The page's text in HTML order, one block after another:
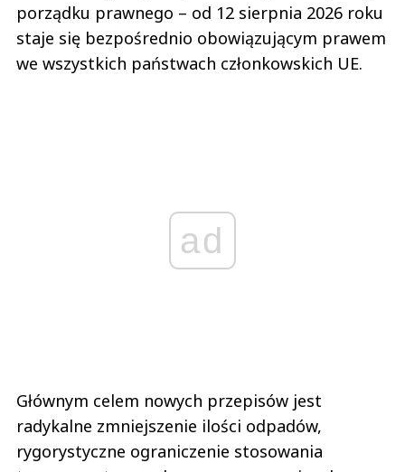
porządku prawnego – od 12 sierpnia 2026 roku
staje się bezpośrednio obowiązującym prawem
we wszystkich państwach członkowskich UE.
ad
Głównym celem nowych przepisów jest
radykalne zmniejszenie ilości odpadów,
rygorystyczne ograniczenie stosowania